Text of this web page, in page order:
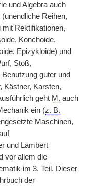
und Algebra auch
Reihen,
mit Rektifikationen,
Konchoide,
Epizykloide) und
Stoß,
guter und
Kästner, Karsten,
geht M. auch
ein (z. B.
Maschinen,
und Lambert
vor allem die
im 3. Teil. Dieser
der